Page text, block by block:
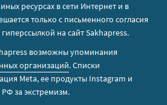
ресурсах в сети Интернет и в
только с письменного согласия
на сайт Sakhapress.
возможны упоминания
организаций. Списки
Metа, ее продукты Instagram и
за экстремизм.